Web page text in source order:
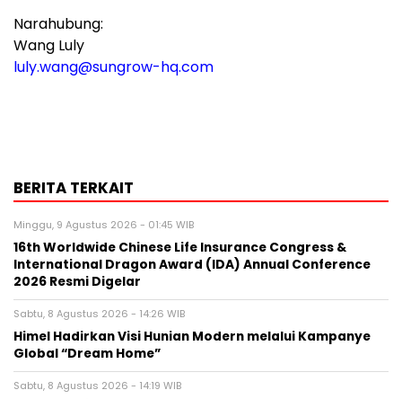
Narahubung:
Wang Luly
luly.wang@sungrow-hq.com
BERITA TERKAIT
Minggu, 9 Agustus 2026 - 01:45 WIB
16th Worldwide Chinese Life Insurance Congress &
International Dragon Award (IDA) Annual Conference
2026 Resmi Digelar
Sabtu, 8 Agustus 2026 - 14:26 WIB
Himel Hadirkan Visi Hunian Modern melalui Kampanye
Global “Dream Home”
Sabtu, 8 Agustus 2026 - 14:19 WIB